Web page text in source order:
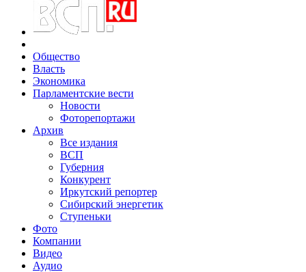
Общество
Власть
Экономика
Парламентские вести
Новости
Фоторепортажи
Архив
Все издания
ВСП
Губерния
Конкурент
Иркутский репортер
Сибирский энергетик
Ступеньки
Фото
Компании
Видео
Аудио